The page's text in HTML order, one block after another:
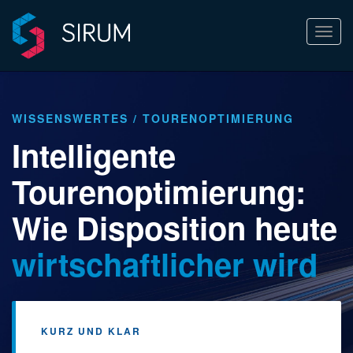
ein-/
WISSENSWERTES / TOURENOPTIMIERUNG
Intelligente
Tourenoptimierung:
Wie Disposition heute
wirtschaftlicher wird
KURZ UND KLAR